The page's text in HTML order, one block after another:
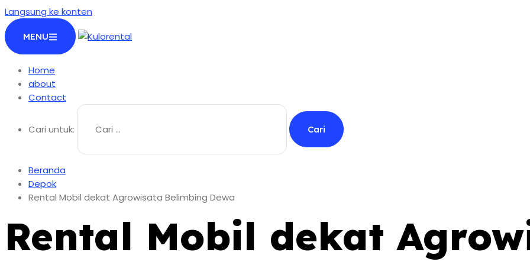
Langsung ke konten
MENU
Home
about
Contact
Cari untuk:
Beranda
Depok
Rental Mobil dekat Agrowisata Belimbing Dewa
Rental Mobil dekat